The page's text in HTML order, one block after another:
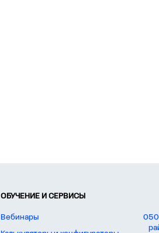
ОБУЧЕНИЕ И СЕРВИСЫ
Вебинары